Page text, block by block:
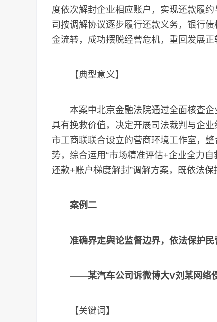
度依次解封企业相应账户，实现还款履
司按调解协议逐步履行还款义务，银行
金流转，成功摆脱经营危机，重回发展正
【典型意义】
本案中北京金融法院通过全面核查企
具有挽救价值，决定开展司法裁判与企
市工商联联合设立的营商环境工作室，
势，综合运用“市场精准评估+企业全力
还款+账户梯度解封”调解方案，既依法
案例二
准确界定舆论监督边界，依法保护
——某汽车公司诉微博大V刘某网络
【关键词】